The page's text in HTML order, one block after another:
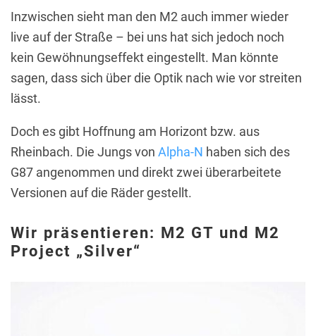
Inzwischen sieht man den M2 auch immer wieder
live auf der Straße – bei uns hat sich jedoch noch
kein Gewöhnungseffekt eingestellt. Man könnte
sagen, dass sich über die Optik nach wie vor streiten
lässt.
Doch es gibt Hoffnung am Horizont bzw. aus
Rheinbach. Die Jungs von Alpha-N haben sich des
G87 angenommen und direkt zwei überarbeitete
Versionen auf die Räder gestellt.
Wir präsentieren: M2 GT und M2
Project „Silver“